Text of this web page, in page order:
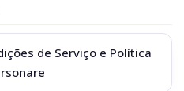
de Serviço e Política